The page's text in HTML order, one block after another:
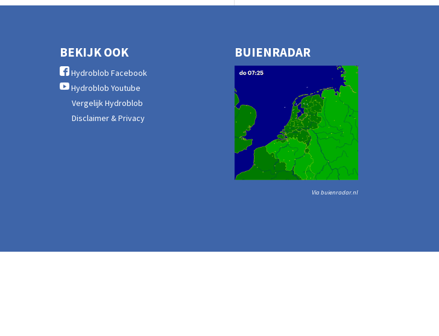
BEKIJK OOK
Hydroblob Facebook
Hydroblob Youtube
Vergelijk Hydroblob
Disclaimer & Privacy
BUIENRADAR
Via buienradar.nl